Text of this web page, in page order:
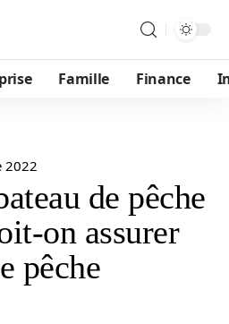
Famille Finance
2022
de pêche
on assurer
pêche